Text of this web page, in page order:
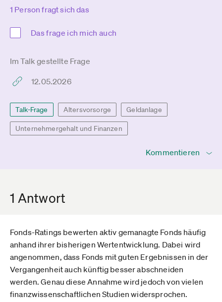
1 Person fragt sich das
Das frage ich mich auch
Im Talk gestellte Frage
12.05.2026
Talk-Frage Altersvorsorge Geldanlage
Unternehmergehalt und Finanzen
Kommentieren
1 Antwort
Fonds-Ratings bewerten aktiv gemanagte Fonds häufig
anhand ihrer bisherigen Wertentwicklung. Dabei wird
angenommen, dass Fonds mit guten Ergebnissen in der
Vergangenheit auch künftig besser abschneiden
werden. Genau diese Annahme wird jedoch von vielen
finanzwissenschaftlichen Studien widersprochen.